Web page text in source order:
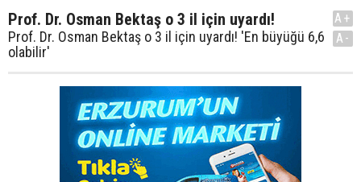
Prof. Dr. Osman Bektaş o 3 il için uyardı!
Prof. Dr. Osman Bektaş o 3 il için uyardı! 'En büyüğü 6,6
olabilir'
A+
A-